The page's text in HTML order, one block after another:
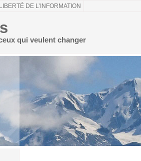
LIBERTÉ DE L’INFORMATION
qui veulent changer